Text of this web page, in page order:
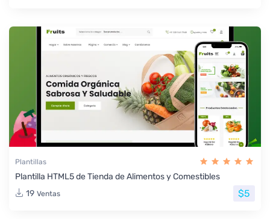
Plantillas
Plantilla HTML5 de Tienda de Alimentos y Comestibles
19 Ventas $5